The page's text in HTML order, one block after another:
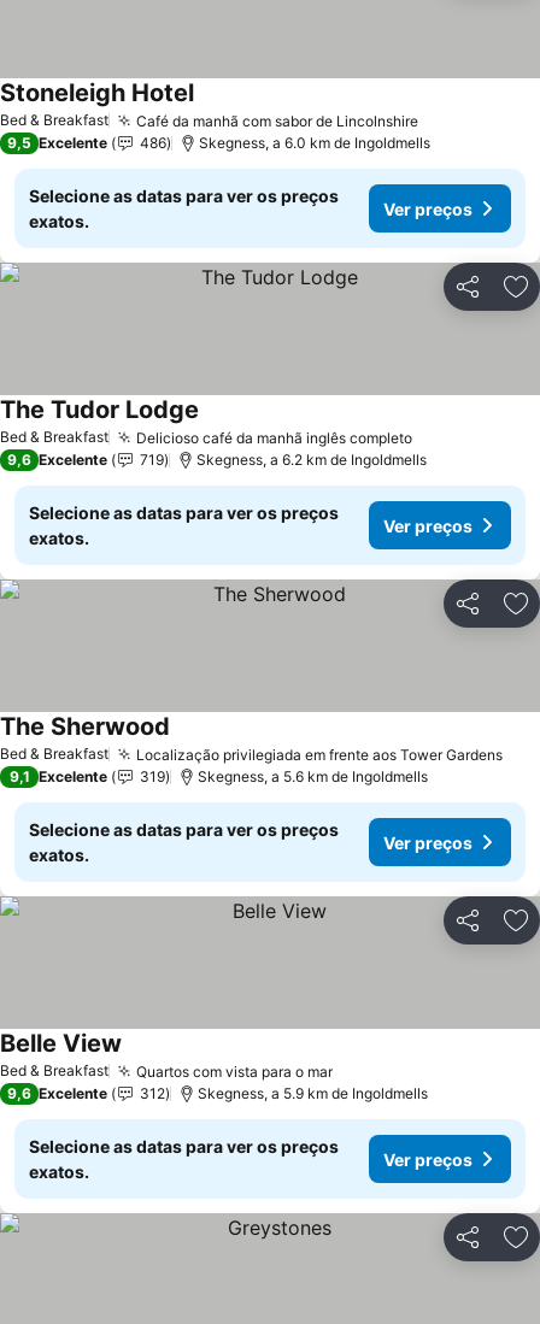
Bed & Breakfast Café da manhã com sabor de LincolnshireVer preços
Stoneleigh HotelVer preços
9,5 Excelente 486 Skegness, a 6.0 km de Ingoldmells
Selecione as datas para ver os preços
exatos.
Ver preços
Partilhar
Bed & Breakfast Delicioso café da manhã inglês completoVer preços
The Tudor Lodge
9,6 Excelente 719 Skegness, a 6.2 km de Ingoldmells
Selecione as datas para ver os preços
exatos.
Ver preços
Partilhar
Bed & Breakfast Localização privilegiada em frente aos Tower GardensVer
The Sherwood
9,1 Excelente 319 Skegness, a 5.6 km de Ingoldmells
Selecione as datas para ver os preços
exatos.
Ver preços
Partilhar
Bed & Breakfast Quartos com vista para o marVer preços
Belle View
9,6 Excelente 312 Skegness, a 5.9 km de Ingoldmells
Selecione as datas para ver os preços
exatos.
Ver preços
Partilhar